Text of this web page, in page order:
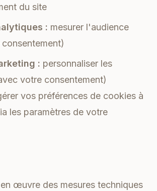
du site
: mesurer l'audience
: personnaliser les
votre consentement)
vos préférences de cookies à
les paramètres de votre
œuvre des mesures techniques